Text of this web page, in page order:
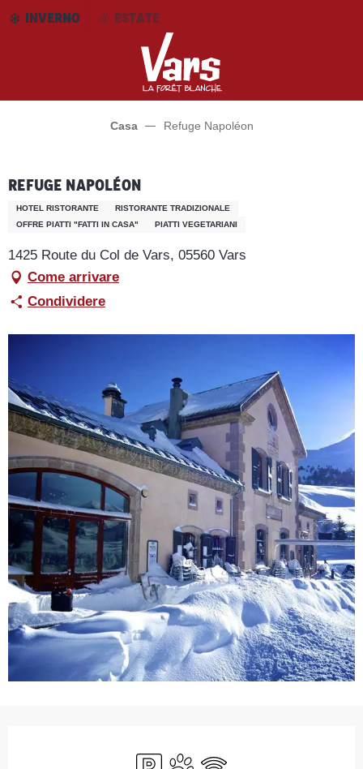
AllerINVERNO ESTATE
Casa Refuge Napoléon
Refuge Napoléon
HOTEL RISTORANTE
RISTORANTE TRADIZIONALE
OFFRE PIATTI "FATTI IN CASA"
PIATTI VEGETARIANI
1425 Route du Col de Vars, 05560 Vars
Come arrivare
Condividere
ParcheggioAnimali ammessi
Wi-Fi